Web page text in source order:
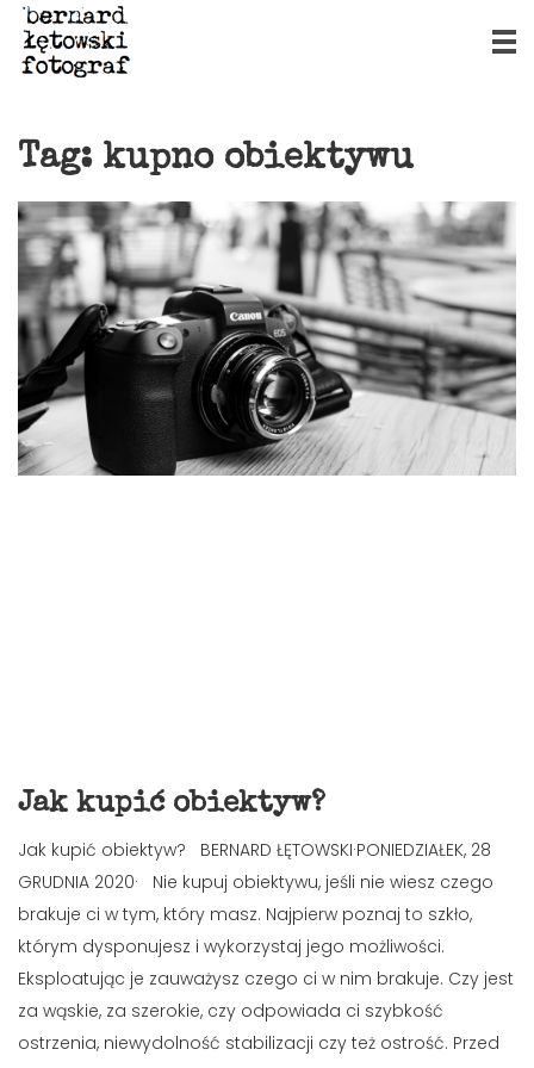
Tag: kupno obiektywu
Jak kupić obiektyw?
Jak kupić obiektyw? BERNARD ŁĘTOWSKI·PONIEDZIAŁEK, 28
GRUDNIA 2020· Nie kupuj obiektywu, jeśli nie wiesz czego
brakuje ci w tym, który masz. Najpierw poznaj to szkło,
którym dysponujesz i wykorzystaj jego możliwości.
Eksploatując je zauważysz czego ci w nim brakuje. Czy jest
za wąskie, za szerokie, czy odpowiada ci szybkość
ostrzenia, niewydolność stabilizacji czy też ostrość. Przed